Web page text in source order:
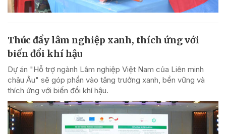
Thúc đẩy lâm nghiệp xanh, thích ứng với
biến đổi khí hậu
Dự án "Hỗ trợ ngành Lâm nghiệp Việt Nam của Liên minh
châu Âu" sẽ góp phần vào tăng trưởng xanh, bền vững và
thích ứng với biến đổi khí hậu.